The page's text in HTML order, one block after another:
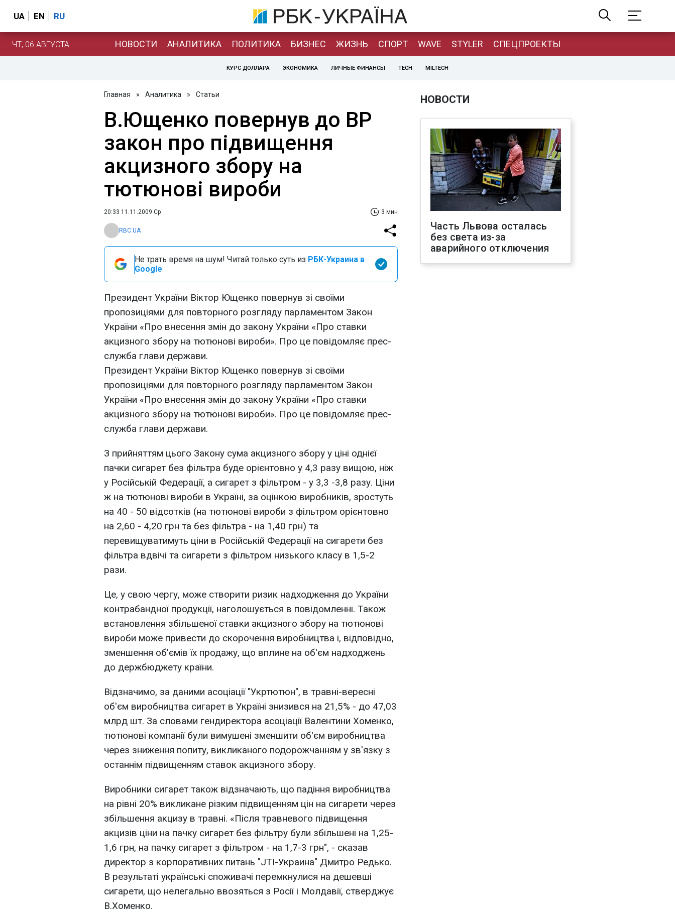
UA EN RU
ЧТ, 06 АВГУСТА НОВОСТИ АНАЛИТИКА ПОЛИТИКА БИЗНЕС ЖИЗНЬ СПОРТ WAVE STYLER СПЕЦПРОЕКТЫ
КУРС ДОЛЛАРА ЭКОНОМИКА ЛИЧНЫЕ ФИНАНСЫ TECH MILTECH
Главная » Аналитика » Статьи
В.Ющенко повернув до ВР
закон про підвищення
акцизного збору на
тютюнові вироби
20:33 11.11.2009 Ср 3 мин
RBC.UA
Не трать время на шум! Читай только суть из РБК-Украина в
Google
Президент України Віктор Ющенко повернув зі своїми
пропозиціями для повторного розгляду парламентом Закон
України «Про внесення змін до закону України «Про ставки
акцизного збору на тютюнові вироби». Про це повідомляє прес-
служба глави держави.
Президент України Віктор Ющенко повернув зі своїми
пропозиціями для повторного розгляду парламентом Закон
України «Про внесення змін до закону України «Про ставки
акцизного збору на тютюнові вироби». Про це повідомляє прес-
служба глави держави.
З прийняттям цього Закону сума акцизного збору у ціні однієї
пачки сигарет без фільтра буде орієнтовно у 4,3 разу вищою, ніж
у Російській Федерації, а сигарет з фільтром - у 3,3 -3,8 разу. Ціни
ж на тютюнові вироби в Україні, за оцінкою виробників, зростуть
на 40 - 50 відсотків (на тютюнові вироби з фільтром орієнтовно
на 2,60 - 4,20 грн та без фільтра - на 1,40 грн) та
перевищуватимуть ціни в Російській Федерації на сигарети без
фільтра вдвічі та сигарети з фільтром низького класу в 1,5-2
рази.
Це, у свою чергу, може створити ризик надходження до України
контрабандної продукції, наголошується в повідомленні. Також
встановлення збільшеної ставки акцизного збору на тютюнові
вироби може привести до скорочення виробництва і, відповідно,
зменшення об'ємів їх продажу, що вплине на об'єм надходжень
до держбюджету країни.
Відзначимо, за даними асоціації "Укртютюн", в травні-вересні
об'єм виробництва сигарет в Україні знизився на 21,5% - до 47,03
млрд шт. За словами гендиректора асоціації Валентини Хоменко,
тютюнові компанії були вимушені зменшити об'єм виробництва
через зниження попиту, викликаного подорожчанням у зв'язку з
останнім підвищенням ставок акцизного збору.
Виробники сигарет також відзначають, що падіння виробництва
на рівні 20% викликане різким підвищенням цін на сигарети через
збільшення акцизу в травні. «Після травневого підвищення
акцизів ціни на пачку сигарет без фільтру були збільшені на 1,25-
1,6 грн, на пачку сигарет з фільтром - на 1,7-3 грн", - сказав
директор з корпоративних питань "JTI-Украина" Дмитро Редько.
В результаті українські споживачі перемкнулися на дешевші
сигарети, що нелегально ввозяться з Росії і Молдавії, стверджує
В.Хоменко.
НОВОСТИ
Часть Львова осталась
без света из-за
аварийного отключения